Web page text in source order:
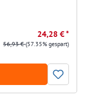
24,28 € *
56,93 €(57.35% gespart)